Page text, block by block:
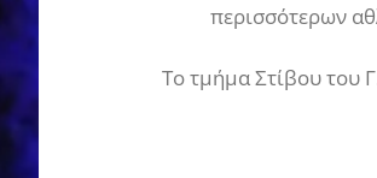
περισσότερων
Το τμήμα Στίβου του